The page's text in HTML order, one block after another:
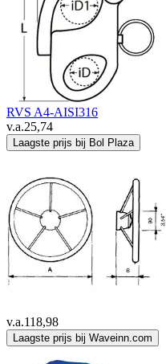
RVS A4-AISI316
v.a.25,74
Laagste prijs bij Bol Plaza
v.a.118,98
Laagste prijs bij Waveinn.com